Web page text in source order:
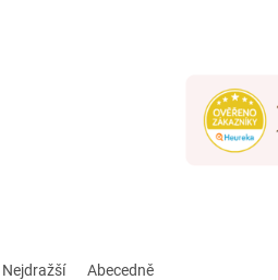
Nejdražší Abecedně